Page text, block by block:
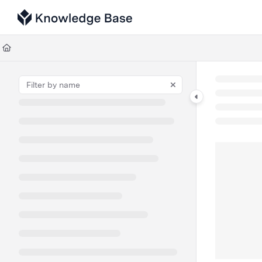
Documentation Index
Fetch the complete documentation index at:
Use this file to discover all available pages before exploring further.